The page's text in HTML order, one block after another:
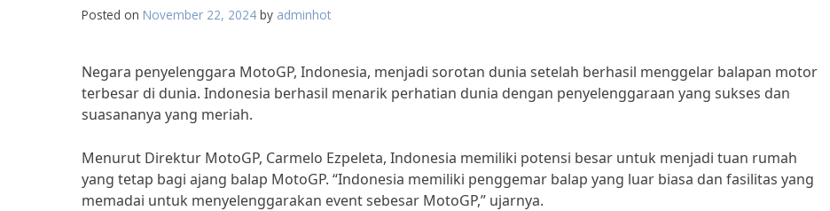
Posted on November 22, 2024 by adminhot
Negara penyelenggara MotoGP, Indonesia, menjadi sorotan dunia setelah berhasil menggelar balapan motor
terbesar di dunia. Indonesia berhasil menarik perhatian dunia dengan penyelenggaraan yang sukses dan
suasananya yang meriah.
Menurut Direktur MotoGP, Carmelo Ezpeleta, Indonesia memiliki potensi besar untuk menjadi tuan rumah
yang tetap bagi ajang balap MotoGP. “Indonesia memiliki penggemar balap yang luar biasa dan fasilitas yang
memadai untuk menyelenggarakan event sebesar MotoGP,” ujarnya.